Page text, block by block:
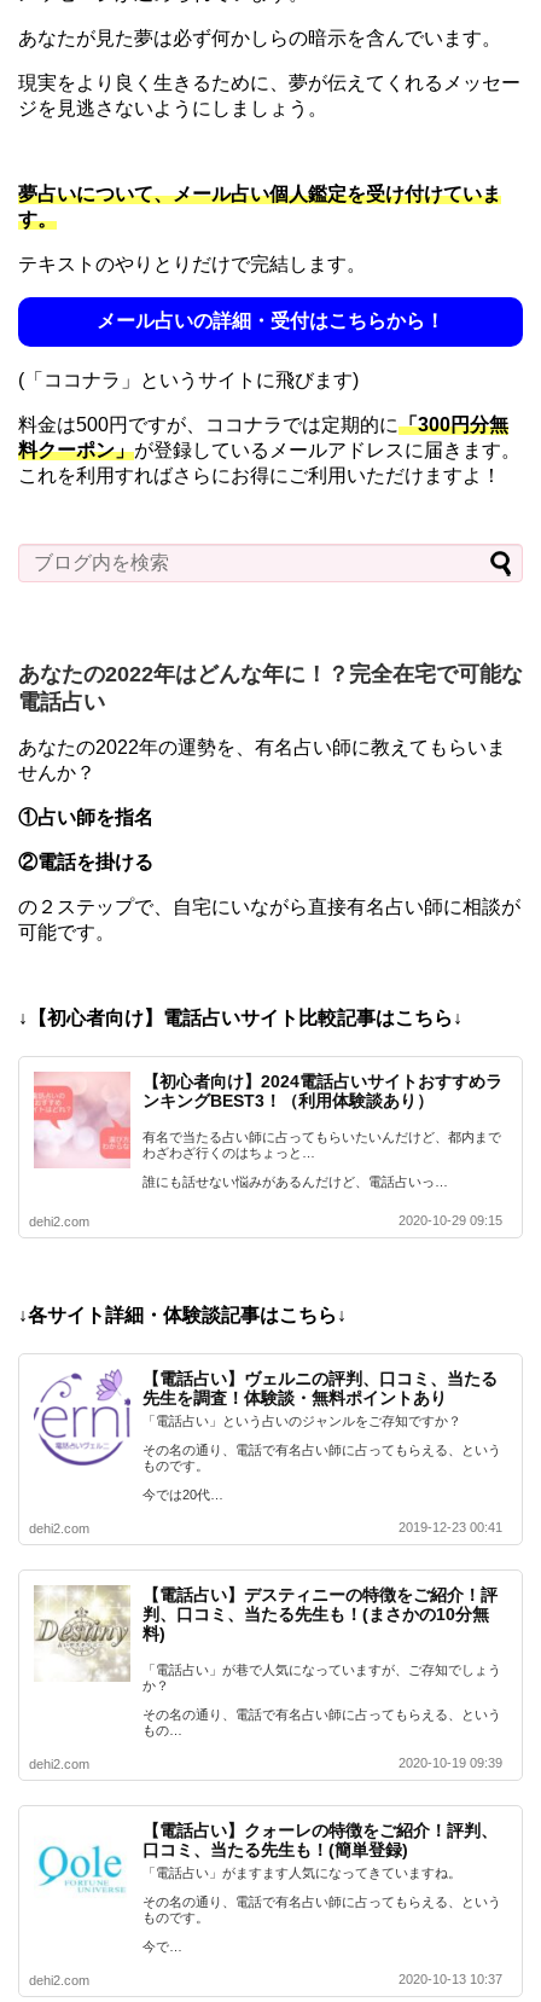
あなたが見た夢は必ず何かしらの暗示を含んでいます。
現実をより良く生きるために、夢が伝えてくれるメッセー
ジを見逃さないようにしましょう。
夢占いについて、メール占い個人鑑定を受け付けていま
す。
テキストのやりとりだけで完結します。
メール占いの詳細・受付はこちらから！
(「ココナラ」というサイトに飛びます)
料金は500円ですが、ココナラでは定期的に「300円分無
料クーポン」が登録しているメールアドレスに届きます。
これを利用すればさらにお得にご利用いただけますよ！
あなたの2022年はどんな年に！？完全在宅で可能な
電話占い
あなたの2022年の運勢を、有名占い師に教えてもらいま
せんか？
①占い師を指名
②電話を掛ける
の２ステップで、自宅にいながら直接有名占い師に相談が
可能です。
↓【初心者向け】電話占いサイト比較記事はこちら↓
【初心者向け】2024電話占いサイトおすすめラ
ンキングBEST3！（利用体験談あり）
有名で当たる占い師に占ってもらいたいんだけど、都内まで
わざわざ行くのはちょっと…
誰にも話せない悩みがあるんだけど、電話占いっ…
dehi2.com 2020-10-29 09:15
↓各サイト詳細・体験談記事はこちら↓
【電話占い】ヴェルニの評判、口コミ、当たる
先生を調査！体験談・無料ポイントあり
「電話占い」という占いのジャンルをご存知ですか？
その名の通り、電話で有名占い師に占ってもらえる、という
ものです。
今では20代…
dehi2.com 2019-12-23 00:41
【電話占い】デスティニーの特徴をご紹介！評
判、口コミ、当たる先生も！(まさかの10分無
料)
「電話占い」が巷で人気になっていますが、ご存知でしょう
か？
その名の通り、電話で有名占い師に占ってもらえる、という
もの…
dehi2.com 2020-10-19 09:39
【電話占い】クォーレの特徴をご紹介！評判、
口コミ、当たる先生も！(簡単登録)
「電話占い」がますます人気になってきていますね。
その名の通り、電話で有名占い師に占ってもらえる、という
ものです。
今で…
dehi2.com 2020-10-13 10:37